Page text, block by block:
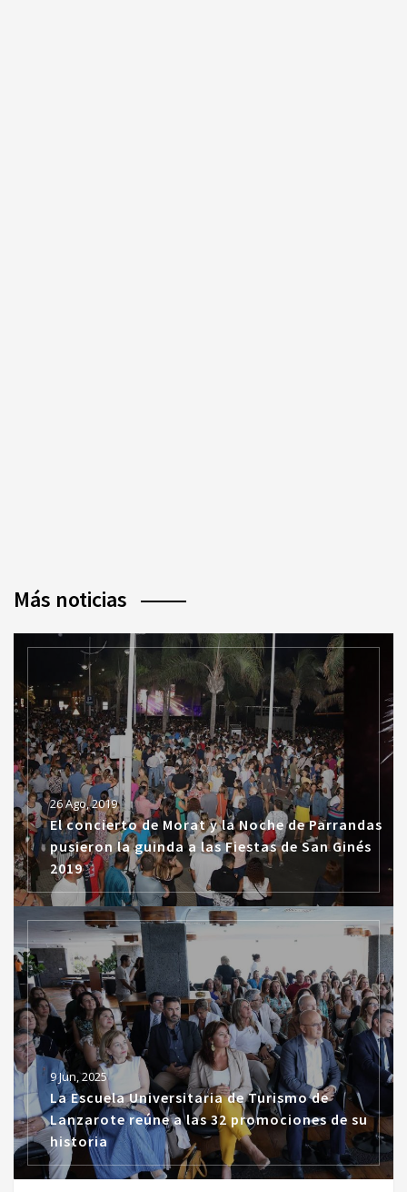
Más noticias
26 Ago, 2019
El concierto de Morat y la Noche de Parrandas
pusieron la guinda a las Fiestas de San Ginés
2019
9 Jun, 2025
La Escuela Universitaria de Turismo de
Lanzarote reúne a las 32 promociones de su
historia